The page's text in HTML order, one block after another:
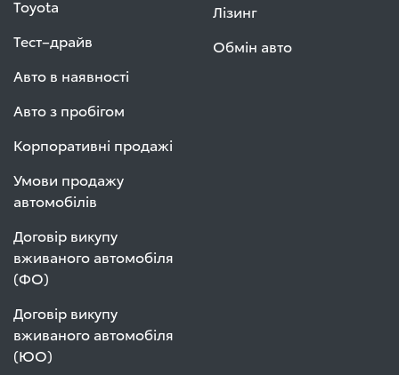
Toyota
Тест–драйв
Авто в наявності
Авто з пробігом
Корпоративні продажі
Умови продажу
автомобілів
Договір викупу
вживаного автомобіля
(ФО)
Договір викупу
вживаного автомобіля
(ЮО)
Лізинг
Обмін авто